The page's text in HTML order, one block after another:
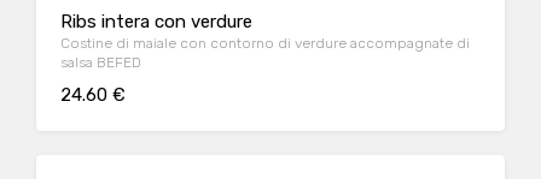
Ribs intera con verdure
Costine di maiale con contorno di verdure accompagnate di
salsa BEFED
24.60 €